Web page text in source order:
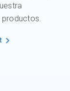
productos.